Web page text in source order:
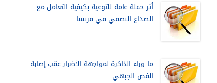
أثر حملة عامة للتوعية بكيفية التعامل مع
الصداع النصفي في فرنسا
ما وراء الذاكرة لمواجهة الأضرار عقب إصابة
الفص الجبهي